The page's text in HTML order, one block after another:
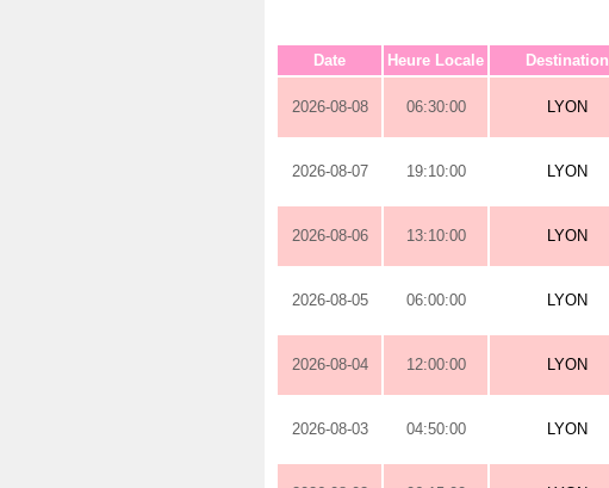
Date Heure Locale Destination
2026-08-08 06:30:00 LYON
2026-08-07 19:10:00 LYON
2026-08-06 13:10:00 LYON
2026-08-05 06:00:00 LYON
2026-08-04 12:00:00 LYON
2026-08-03 04:50:00 LYON